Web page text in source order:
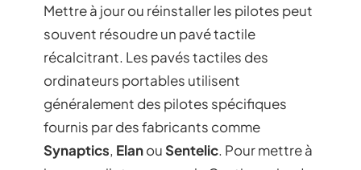
Mettre à jour ou réinstaller les pilotes peut
souvent résoudre un pavé tactile
récalcitrant. Les pavés tactiles des
ordinateurs portables utilisent
généralement des pilotes spécifiques
fournis par des fabricants comme
Synaptics, Elanou Sentelic. Pour mettre à